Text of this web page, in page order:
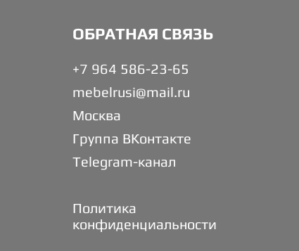
ОБРАТНАЯ СВЯЗЬ
+7 964 586-23-65
mebelrusi@mail.ru
Москва
Группа ВКонтакте
Telegram-канал
Политика
конфиденциальности